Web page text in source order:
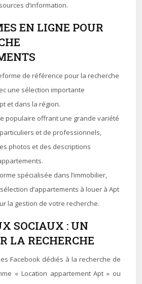
d’information.
EN LIGNE POUR
de référence pour la recherche
une sélection importante
et dans la région.
populaire offrant une grande variété
et de professionnels,
photos et des descriptions
spécialisée dans l’immobilier,
d’appartements à louer à Apt
la gestion de votre recherche.
SOCIAUX : UN
LA RECHERCHE
Facebook dédiés à la recherche de
« Location appartement Apt » ou